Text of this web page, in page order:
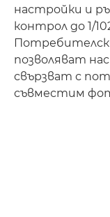
настройки и
контрол до 1/
позволяват
свързват с
съвместим